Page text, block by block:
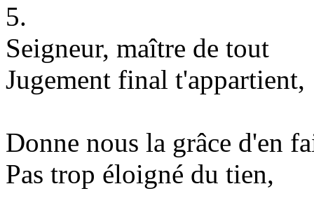
5.
Seigneur, maître de tout
Jugement final t'appartient,
Donne nous la grâce d'en
Pas trop éloigné du tien,